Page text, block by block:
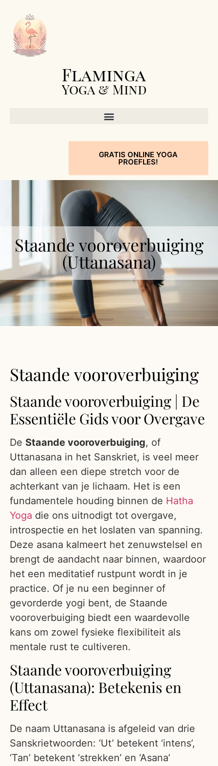
Flaminga
Yoga & Mind
GRATIS ONLINE YOGA
PROEFLES!
Staande vooroverbuiging
(Uttanasana)
Staande vooroverbuiging
Staande vooroverbuiging | De
Essentiële Gids voor Overgave
De Staande vooroverbuiging, of
Uttanasana in het Sanskriet, is veel meer
dan alleen een diepe stretch voor de
achterkant van je lichaam. Het is een
fundamentele houding binnen de Hatha
Yoga die ons uitnodigt tot overgave,
introspectie en het loslaten van spanning.
Deze asana kalmeert het zenuwstelsel en
brengt de aandacht naar binnen, waardoor
het een meditatief rustpunt wordt in je
practice. Of je nu een beginner of
gevorderde yogi bent, de Staande
vooroverbuiging biedt een waardevolle
kans om zowel fysieke flexibiliteit als
mentale rust te cultiveren.
Staande vooroverbuiging
(Uttanasana): Betekenis en
Effect
De naam Uttanasana is afgeleid van drie
Sanskrietwoorden: ‘Ut’ betekent ‘intens’,
‘Tan’ betekent ‘strekken’ en ‘Asana’